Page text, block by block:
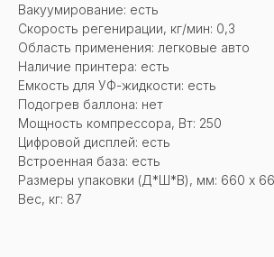
Вакуумирование: есть
Скорость регенирации, кг/мин: 0,3
Область применения: легковые авто
Наличие принтера: есть
Емкость для УФ-жидкости: есть
Подогрев баллона: нет
Мощность компрессора, Вт: 250
Цифровой дисплей: есть
Встроенная база: есть
Размеры упаковки (Д*Ш*В), мм: 660 x
Вес, кг: 87